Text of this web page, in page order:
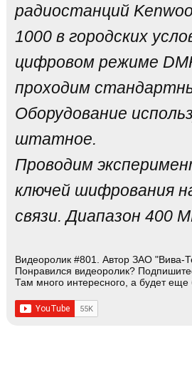
радиостанций
1000 в городских
цифровом режиме
проходим
Оборудование
штатное.
Проводим
ключей шифрования
связи. Диапазон 400
Видеоролик #801. Автор ЗАО "Вива-
Понравился видеоролик?
Там много интересного, а будет еще